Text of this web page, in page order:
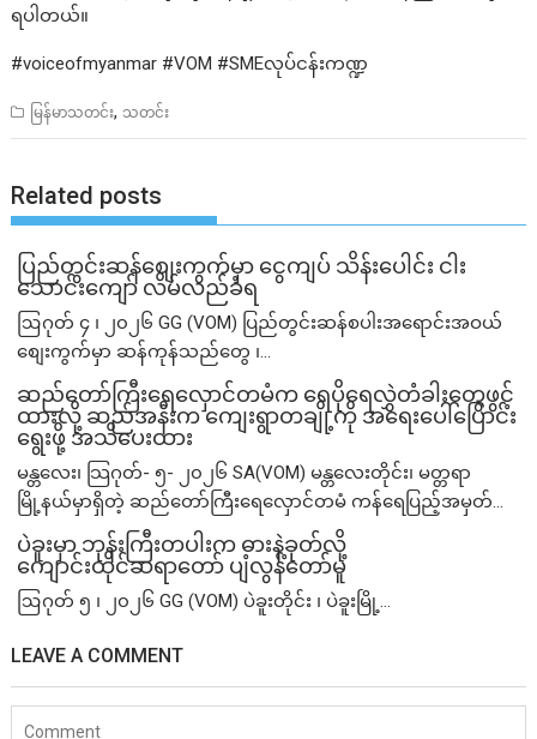
ရပါတယ်။
#voiceofmyanmar #VOM #SMEလုပ်ငန်းကဏ္ဍ
မြန်မာသတင်း, သတင်း
Related posts
ပြည်တွင်းဆန်စျေးကွက်မှာ ငွေကျပ် သိန်းပေါင်း ငါး​
သောင်းကျော် လိမ်လည်ခံရ
ဩဂုတ် ၄ ၊ ၂၀၂၆ GG (VOM) ပြည်တွင်းဆန်စပါးအရောင်းအဝယ်
စျေးကွက်မှာ ဆန်ကုန်သည်တွေ ၊...
ဆည်တော်ကြီးရေလှောင်တမံက ရေပိုရေလွှဲတံခါးတွေဖွင့်
ထားလို့ ဆည်အနီးက ကျေးရွာတချို့ကို အရေးပေါ်ပြောင်း
ရွေးဖို့ အသိပေးထား
မန္တလေး၊ သြဂုတ်- ၅- ၂၀၂၆ SA(VOM) မန္တလေးတိုင်း၊ မတ္တရာ
မြို့နယ်မှာရှိတဲ့ ဆည်တော်ကြီးရေလှောင်တမံ ကန်ရေပြည့်အမှတ်...
ပဲခူးမှာ ဘုန်းကြီးတပါးက ဓားနဲ့ခုတ်လို့
ကျောင်းထိုင်ဆရာတော် ပျံလွန်တော်မူ
ဩဂုတ် ၅ ၊ ၂၀၂၆ GG (VOM) ပဲခူးတိုင်း ၊ ပဲခူးမြို့...
LEAVE A COMMENT